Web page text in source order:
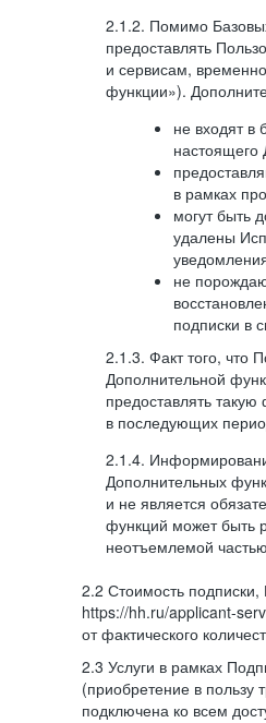
2.1.2. Помимо
предоставлять
и сервисам,
функции»).
не входят в
настоящего
в рамках
могут быть
удалены
не
подписки в
2.1.3. Факт того, что
Дополнительной
предоставлять
в последующих
2.1.4.
Дополнительных
и не является
функций может быть
неотъемлемой
2.2 Стоимость
https://hh.ru/applicant-
от фактического
2.3 Услуги в рамках
(приобретение в пользу
подключена ко всем